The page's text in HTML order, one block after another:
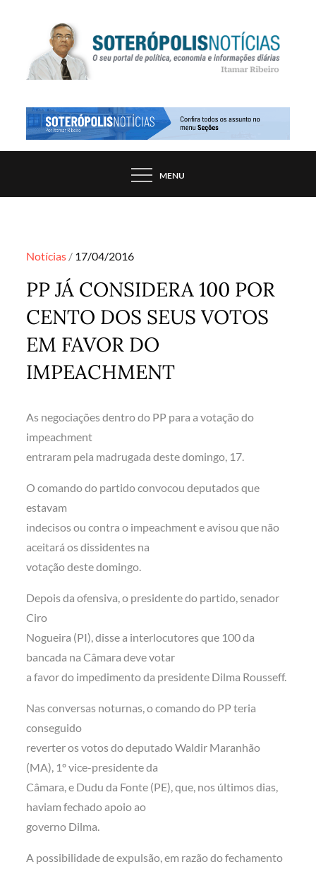
SOTERÓPOLIS NOTÍCIAS
PORTAL DE NOTÍCIAS DE SALVADOR E
MENU
Notícias Posted
17/04/2016
PP JÁ CONSIDERA 100 POR
CENTO DOS SEUS VOTOS
EM FAVOR DO
IMPEACHMENT
As negociações dentro do PP para a votação do
impeachment
entraram pela madrugada deste domingo, 17.
O comando do partido convocou deputados que
estavam
indecisos ou contra o impeachment e avisou que não
aceitará os dissidentes na
votação deste domingo.
Depois da ofensiva, o presidente do partido, senador
Ciro
Nogueira (PI), disse a interlocutores que 100 da
bancada na Câmara deve votar
a favor do impedimento da presidente Dilma Rousseff.
Nas conversas noturnas, o comando do PP teria
conseguido
reverter os votos do deputado Waldir Maranhão
(MA), 1º vice-presidente da
Câmara, e Dudu da Fonte (PE), que, nos últimos dias,
haviam fechado apoio ao
governo Dilma.
A possibilidade de expulsão, em razão do fechamento